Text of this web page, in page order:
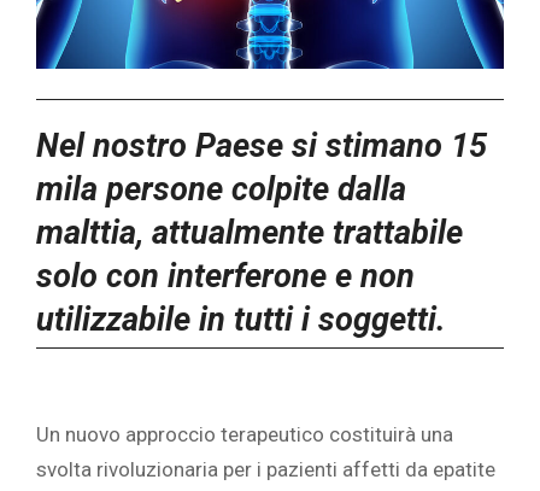
Nel nostro Paese si stimano 15
mila persone colpite dalla
malttia, attualmente trattabile
solo con interferone e non
utilizzabile in tutti i soggetti.
Un nuovo approccio terapeutico costituirà una
svolta rivoluzionaria per i pazienti affetti da epatite